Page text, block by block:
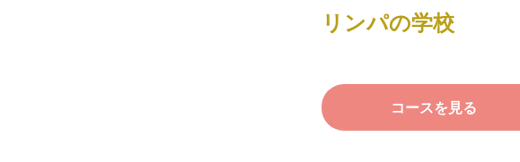
リンパの学校
コースを見る